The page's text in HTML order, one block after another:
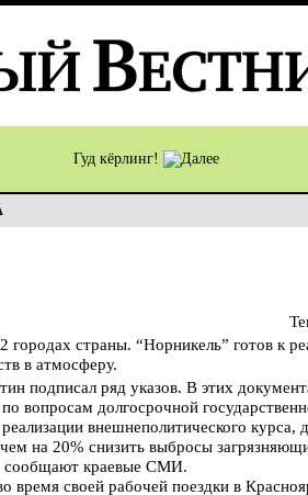
Гуд кёрлинг!
страны. “Норникель” готов к
в атмосферу.
подписал ряд указов. В этих
вопросам долгосрочной
внешнеполитического курса,
на 20% снизить выбросы
сообщают краевые СМИ.
время своей рабочей поездки в